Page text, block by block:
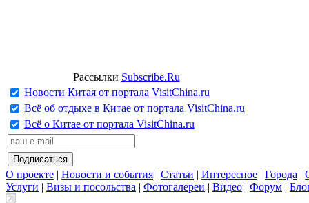
Рассылки Subscribe.Ru
Новости Китая от портала VisitChina.ru
Всё об отдыхе в Китае от портала VisitChina.ru
Всё о Китае от портала VisitChina.ru
О проекте | Новости и события | Статьи | Интересное | Города |
Услуги | Визы и посольства | Фотогалереи | Видео | Форум |